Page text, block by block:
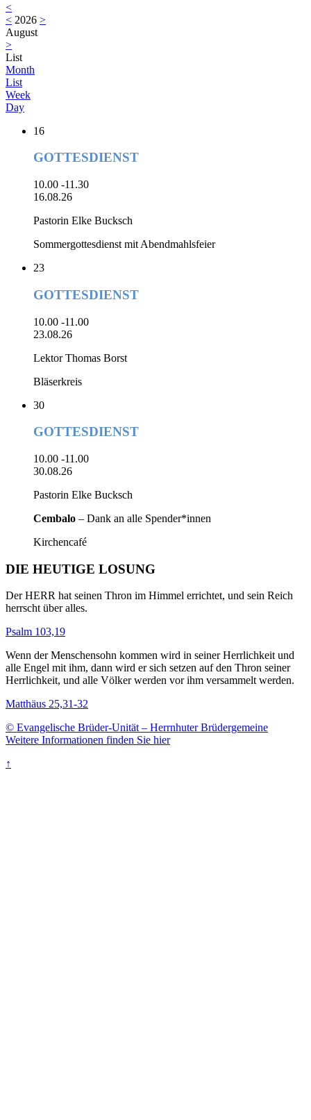
<
< 2026 >
August
>
List
Month
List
Week
Day
16
GOTTESDIENST
10.00 -11.30
16.08.26
Pastorin Elke Bucksch
Sommergottesdienst mit Abendmahlsfeier
23
GOTTESDIENST
10.00 -11.00
23.08.26
Lektor Thomas Borst
Bläserkreis
30
GOTTESDIENST
10.00 -11.00
30.08.26
Pastorin Elke Bucksch
Cembalo – Dank an alle Spender*innen
Kirchencafé
DIE HEUTIGE LOSUNG
Der HERR hat seinen Thron im Himmel errichtet, und sein Reich
herrscht über alles.
Psalm 103,19
Wenn der Menschensohn kommen wird in seiner Herrlichkeit und
alle Engel mit ihm, dann wird er sich setzen auf den Thron seiner
Herrlichkeit, und alle Völker werden vor ihm versammelt werden.
Matthäus 25,31-32
© Evangelische Brüder-Unität – Herrnhuter Brüdergemeine
Weitere Informationen finden Sie hier
↑